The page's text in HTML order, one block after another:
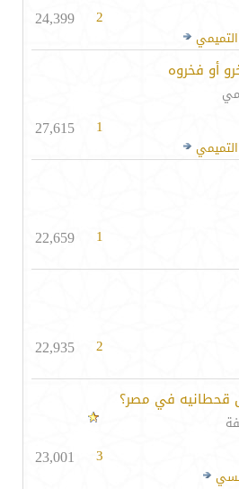
2
24,399
أو فخروه
1
27,615
1
22,659
2
22,935
قحطانيه في مصر؟
3
23,001